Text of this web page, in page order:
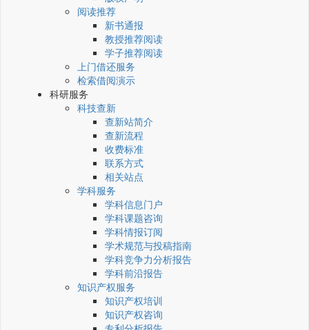
阅读推荐
新书通报
教授推荐阅读
学子推荐阅读
上门借还服务
检索借阅演示
科研服务
科技查新
查新站简介
查新流程
收费标准
联系方式
相关站点
学科服务
学科信息门户
学科课题咨询
学科情报订阅
学术规范与投稿指南
学科竞争力分析报告
学科前沿报告
知识产权服务
知识产权培训
知识产权咨询